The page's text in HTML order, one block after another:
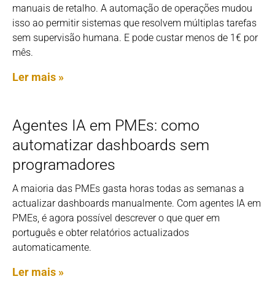
manuais de retalho. A automação de operações mudou
isso ao permitir sistemas que resolvem múltiplas tarefas
sem supervisão humana. E pode custar menos de 1€ por
mês.
Ler mais »
Agentes IA em PMEs: como
automatizar dashboards sem
programadores
A maioria das PMEs gasta horas todas as semanas a
actualizar dashboards manualmente. Com agentes IA em
PMEs, é agora possível descrever o que quer em
português e obter relatórios actualizados
automaticamente.
Ler mais »